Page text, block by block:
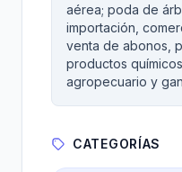
aérea; poda de
importación,
venta de abonos,
productos
agropecuario y
CATEGORÍAS